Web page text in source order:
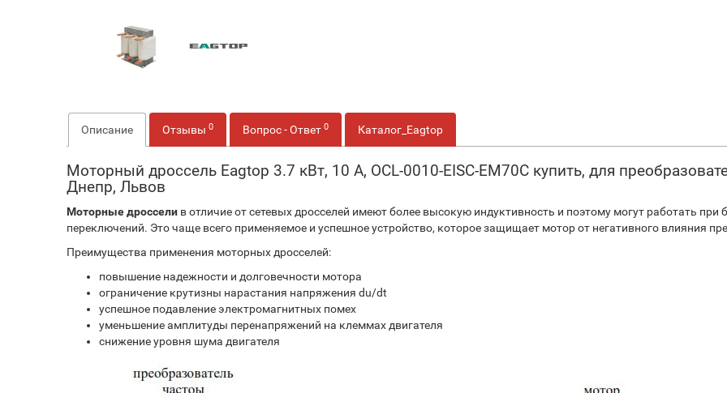
Описание Отзывы0 Вопрос - Ответ0 Каталог_Eagtop
Моторный дроссель Eagtop 3.7 кВт, 10 А, OCL-0010-EISC-EM70C купить, для
Днепр, Львов
Моторные дроссели в отличие от сетевых дросселей имеют более высокую индуктивность и поэтому могут работать
переключений. Это чаще всего применяемое и успешное устройство, которое защищает мотор от негативного влияния
Преимущества применения моторных дросселей:
повышение надежности и долговечности мотора
ограничение крутизны нарастания напряжения du/dt
успешное подавление электромагнитных помех
уменьшение амплитуды перенапряжений на клеммах двигателя
снижение уровня шума двигателя